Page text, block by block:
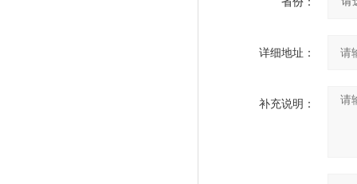
详细地址：
补充说明：